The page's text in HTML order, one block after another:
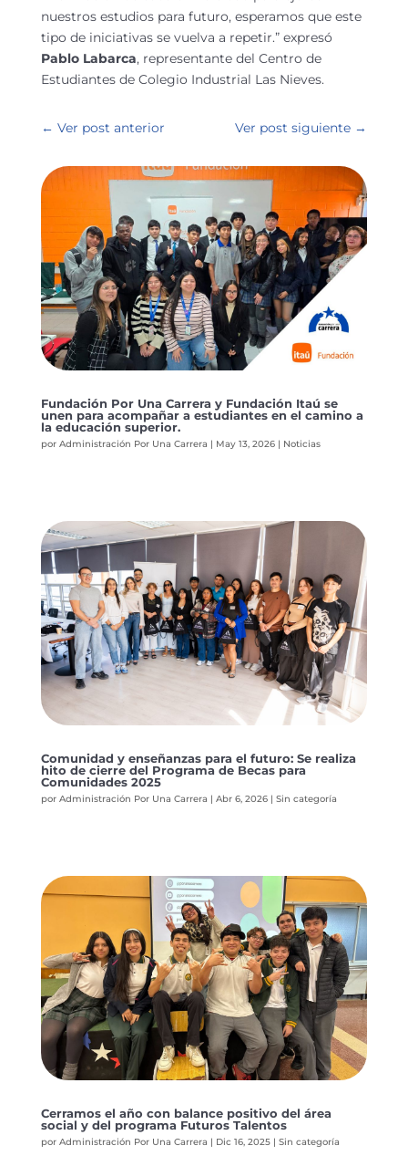
nuestros estudios para futuro, esperamos que este
tipo de iniciativas se vuelva a repetir.” expresó
Pablo Labarca, representante del Centro de
Estudiantes de Colegio Industrial Las Nieves.
← Ver post anterior Ver post siguiente →
Fundación Por Una Carrera y Fundación Itaú se
unen para acompañar a estudiantes en el camino a
la educación superior.
por Administración Por Una Carrera | May 13, 2026| Noticias
Comunidad y enseñanzas para el futuro: Se realiza
hito de cierre del Programa de Becas para
Comunidades 2025
por Administración Por Una Carrera | Abr 6, 2026| Sin categoría
Cerramos el año con balance positivo del área
social y del programa Futuros Talentos
por Administración Por Una Carrera | Dic 16, 2025| Sin categoría